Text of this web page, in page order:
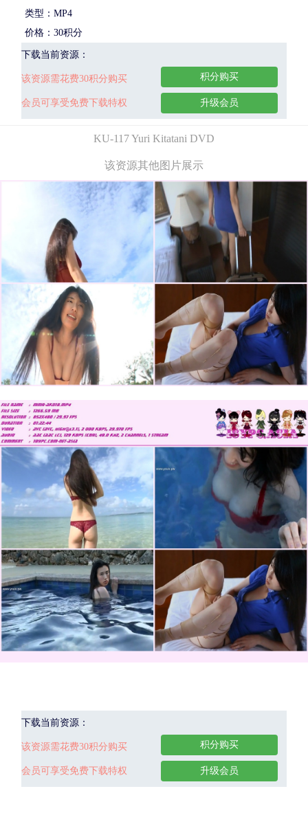
类型：MP4
价格：30积分
下载当前资源：
该资源需花费30积分购买
会员可享受免费下载特权
积分购买
升级会员
KU-117 Yuri Kitatani DVD
该资源其他图片展示
下载当前资源：
该资源需花费30积分购买
会员可享受免费下载特权
积分购买
升级会员